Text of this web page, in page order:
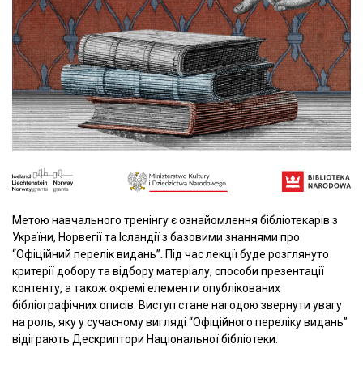
Метою навчального тренінгу є ознайомлення бібліотекарів з
України, Норвегії та Ісландії з базовими знаннями про
“Офіційний перелік видань”. Під час лекції буде розглянуто
критерії добору та відбору матеріалу, способи презентації
контенту, а також окремі елементи опублікованих
бібліографічних описів. Виступ стане нагодою звернути увагу
на роль, яку у сучасному вигляді “Офіційного переліку видань”
відіграють Дескриптори Національної бібліотеки.